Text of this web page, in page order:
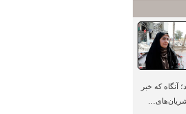
آنگاه که خبر